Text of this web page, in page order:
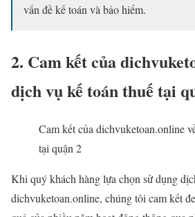
vấn đề kế toán và bảo hiểm.
2. Cam kết của
dịch vụ kế toán thuế tại
Cam kết của dichvuketoan.online
tại quận 2
Khi quý khách hàng lựa chọn sử dụng
dichvuketoan.online, chúng tôi cam kết